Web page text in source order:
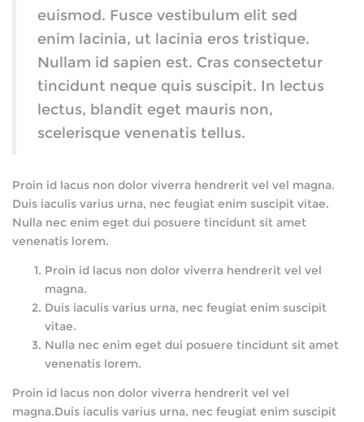
euismod. Fusce vestibulum elit sed
enim lacinia, ut lacinia eros tristique.
Nullam id sapien est. Cras consectetur
tincidunt neque quis suscipit. In lectus
lectus, blandit eget mauris non,
scelerisque venenatis tellus.
Proin id lacus non dolor viverra hendrerit vel vel magna.
Duis iaculis varius urna, nec feugiat enim suscipit vitae.
Nulla nec enim eget dui posuere tincidunt sit amet
venenatis lorem.
Proin id lacus non dolor viverra hendrerit vel vel
magna.
Duis iaculis varius urna, nec feugiat enim suscipit
vitae.
Nulla nec enim eget dui posuere tincidunt sit amet
venenatis lorem.
Proin id lacus non dolor viverra hendrerit vel vel
magna.Duis iaculis varius urna, nec feugiat enim suscipit